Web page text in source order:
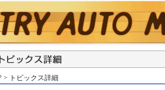
> トピックス詳細